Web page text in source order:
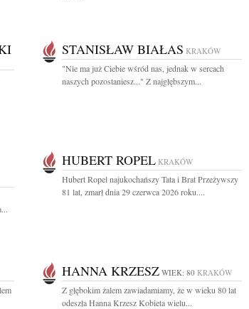
STANISŁAW BIAŁAS KRAKÓW
"Nie ma już Ciebie wśród nas, jednak w sercach
naszych pozostaniesz..." Z najgłębszym...
HUBERT ROPEL KRAKÓW
Hubert Ropel najukochańszy Tata i Brat Przeżywszy
81 lat, zmarł dnia 29 czerwca 2026 roku....
HANNA KRZESZ WIEK: 80 KRAKÓW
Z głębokim żalem zawiadamiamy, że w wieku 80 lat
odeszła Hanna Krzesz Kobieta wielu...